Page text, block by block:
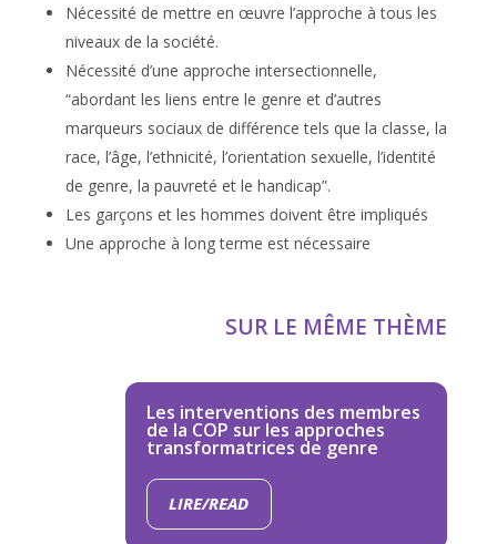
Nécessité de mettre en œuvre l’approche à tous les
niveaux de la société.
Nécessité d’une approche intersectionnelle,
“abordant les liens entre le genre et d’autres
marqueurs sociaux de différence tels que la classe, la
race, l’âge, l’ethnicité, l’orientation sexuelle, l’identité
de genre, la pauvreté et le handicap”.
Les garçons et les hommes doivent être impliqués
Une approche à long terme est nécessaire
SUR LE MÊME THÈME
Les interventions des membres
de la COP sur les approches
transformatrices de genre
LIRE/READ